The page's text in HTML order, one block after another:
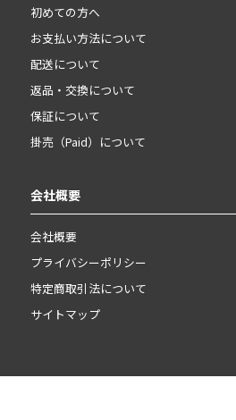
初めての方へ
お支払い方法について
配送について
返品・交換について
保証について
掛売（Paid）について
会社概要
会社概要
プライバシーポリシー
特定商取引法について
サイトマップ